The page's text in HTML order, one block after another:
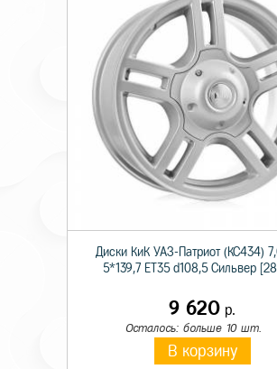
Диски КиК УАЗ-Патриот (КС434)
5*139,7 ET35 d108,5 Сильвер
9 620 р.
Осталось: больше 10 шт.
В корзину